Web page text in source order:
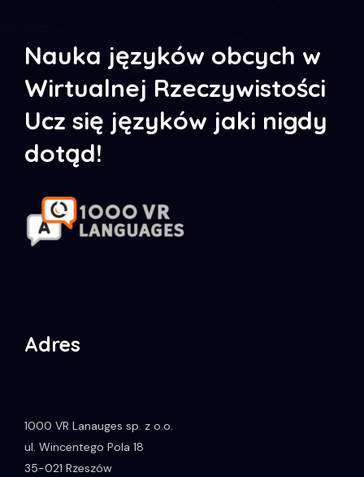
Nauka języków obcych w
Wirtualnej Rzeczywistości
Ucz się języków jaki nigdy
dotąd!
Adres
1000 VR Lanauges sp. z o.o.
ul. Wincentego Pola 18
35-021 Rzeszów